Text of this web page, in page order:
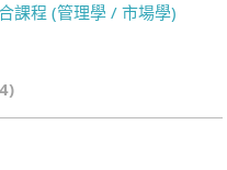
課程 (管理學 / 市場學)